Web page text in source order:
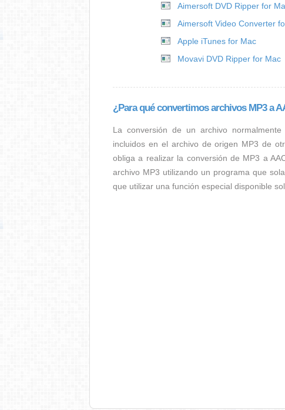
Aimersoft DVD Ripper for
Aimersoft Video Converter
Apple iTunes for Mac
Movavi DVD Ripper for Mac
¿Para qué convertimos archivos MP3 a
La conversión de un archivo
incluidos en el archivo de origen MP3 de
obliga a realizar la conversión de MP3 a
archivo MP3 utilizando un programa que
que utilizar una función especial disponible